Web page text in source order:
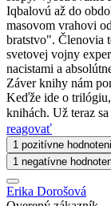
Iqbalovú až do
masovom vrahovi
bratstvo". Členovia
svetovej vojny
nacistami a
Záver knihy nám
Keďže ide o
knihách. Už teraz
reagovať
1 pozitívne
1 negatívne
Erika Dorošová